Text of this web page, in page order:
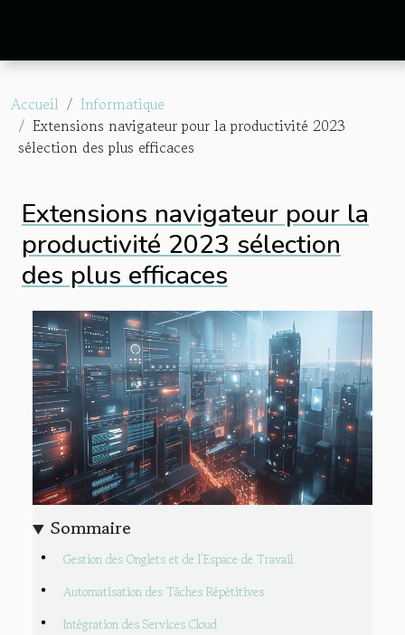
Accueil
Informatique
Extensions navigateur pour la productivité 2023
sélection des plus efficaces
Extensions navigateur pour la
productivité 2023 sélection
des plus efficaces
Sommaire
Gestion des Onglets et de l'Espace de Travail
Automatisation des Tâches Répétitives
Intégration des Services Cloud